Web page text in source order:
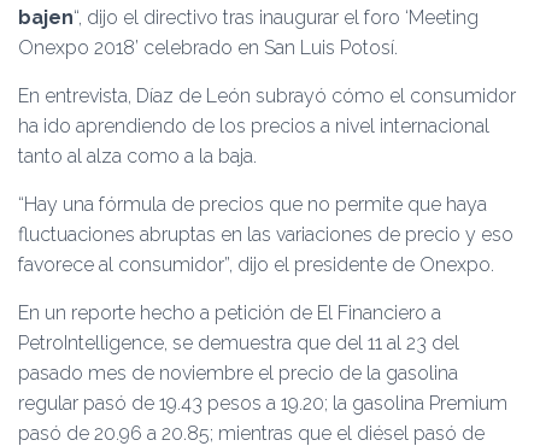
bajen“, dijo el directivo tras inaugurar el foro ‘Meeting
Onexpo 2018’ celebrado en San Luis Potosí.
En entrevista, Díaz de León subrayó cómo el consumidor
ha ido aprendiendo de los precios a nivel internacional
tanto al alza como a la baja.
“Hay una fórmula de precios que no permite que haya
fluctuaciones abruptas en las variaciones de precio y eso
favorece al consumidor”, dijo el presidente de Onexpo.
En un reporte hecho a petición de El Financiero a
PetroIntelligence, se demuestra que del 11 al 23 del
pasado mes de noviembre el precio de la gasolina
regular pasó de 19.43 pesos a 19.20; la gasolina Premium
pasó de 20.96 a 20.85; mientras que el diésel pasó de